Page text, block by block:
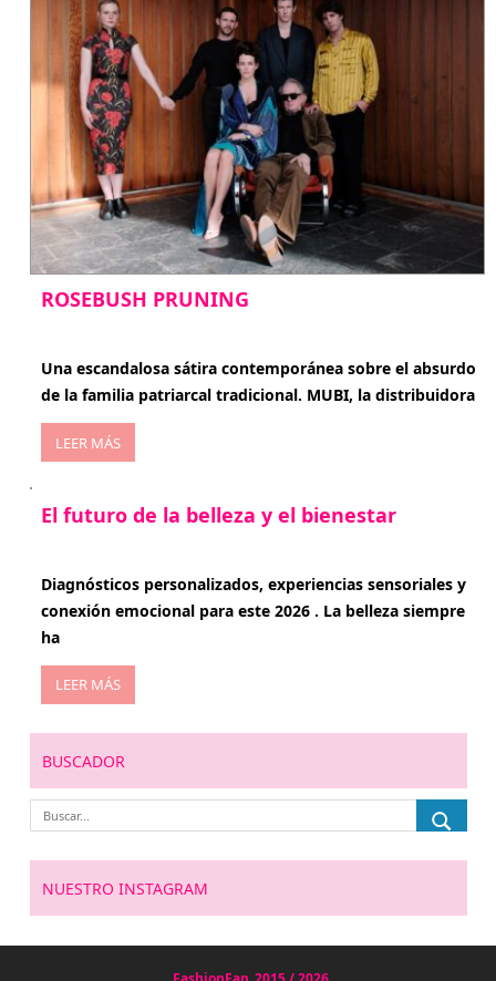
ROSEBUSH PRUNING
Una escandalosa sátira contemporánea sobre el absurdo
de la familia patriarcal tradicional. MUBI, la distribuidora
LEER MÁS
El futuro de la belleza y el bienestar
Diagnósticos personalizados, experiencias sensoriales y
conexión emocional para este 2026 . La belleza siempre
ha
LEER MÁS
BUSCADOR
NUESTRO INSTAGRAM